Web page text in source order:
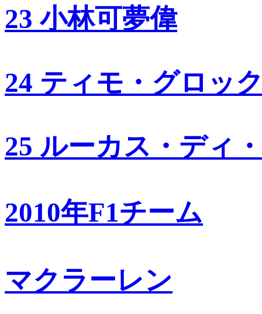
23 小林可夢偉
24 ティモ・グロッ
25 ルーカス・ディ
2010年F1チーム
マクラーレン